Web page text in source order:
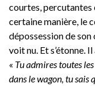
courtes, percutantes
certaine manière, le
dépossession de son
voit nu. Et s’étonne.
« Tu admires toutes
dans le wagon, tu sais